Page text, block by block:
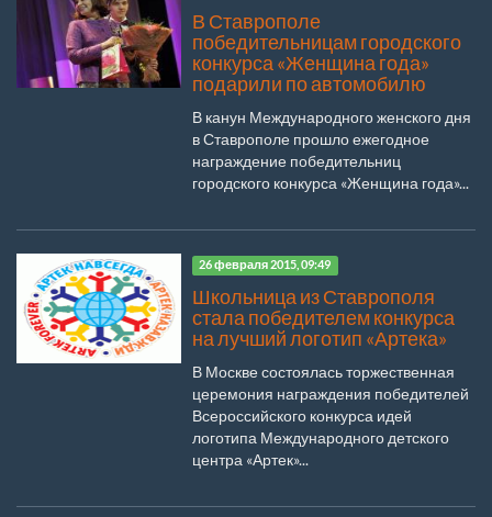
В Ставрополе
победительницам городского
конкурса «Женщина года»
подарили по автомобилю
В канун Международного женского дня
в Ставрополе прошло ежегодное
награждение победительниц
городского конкурса «Женщина года»...
26 февраля 2015, 09:49
Школьница из Ставрополя
стала победителем конкурса
на лучший логотип «Артека»
В Москве состоялась торжественная
церемония награждения победителей
Всероссийского конкурса идей
логотипа Международного детского
центра «Артек»...